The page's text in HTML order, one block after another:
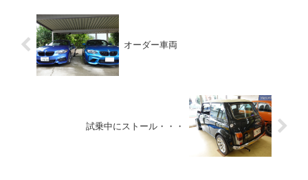
オーダー車両
試乗中にストール・・・